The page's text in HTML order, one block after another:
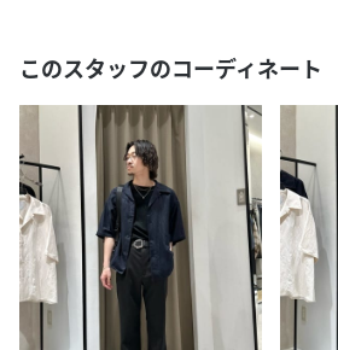
このスタッフのコーディネート